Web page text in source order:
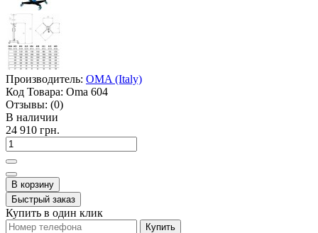
Производитель: OMA (Italy)
Код Товара: Oma 604
Отзывы: (0)
В наличии
24 910 грн.
В корзину
Быстрый заказ
Купить в один клик
Купить